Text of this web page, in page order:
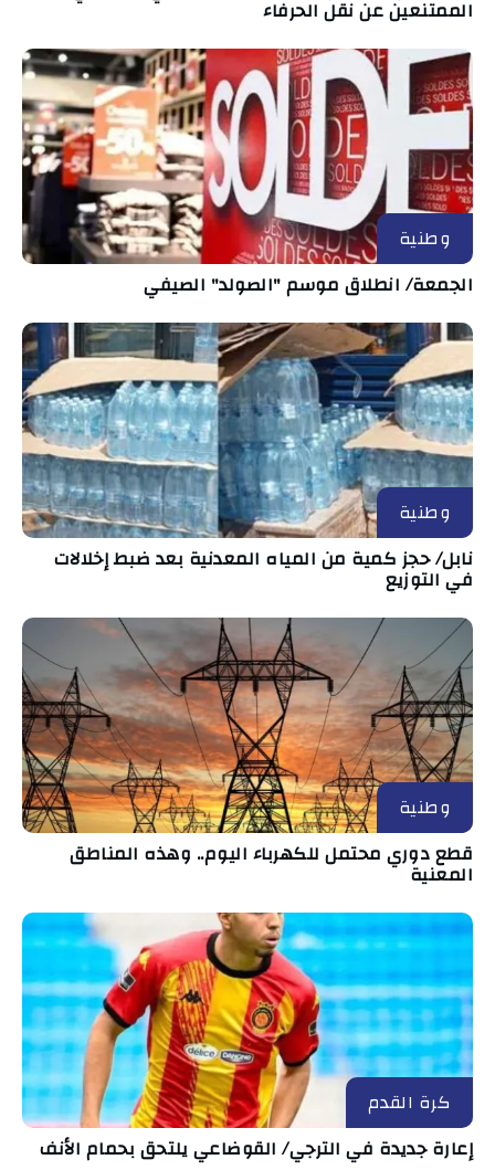
الممتنعين عن نقل الحرفاء
وطنية
الجمعة/ انطلاق موسم "الصولد" الصيفي
وطنية
نابل/ حجز كمية من المياه المعدنية بعد ضبط إخلالات
في التوزيع
وطنية
قطع دوري محتمل للكهرباء اليوم.. وهذه المناطق
المعنية
كرة القدم
إعارة جديدة في الترجي/ القوضاعي يلتحق بحمام الأنف